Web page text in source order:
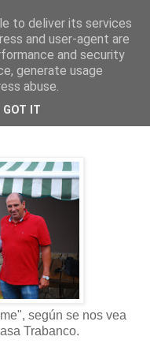
candado".
según se nos vea
Trabanco.
to deliver its services
and user-agent are
and security
generate usage
abuse.
GOT IT